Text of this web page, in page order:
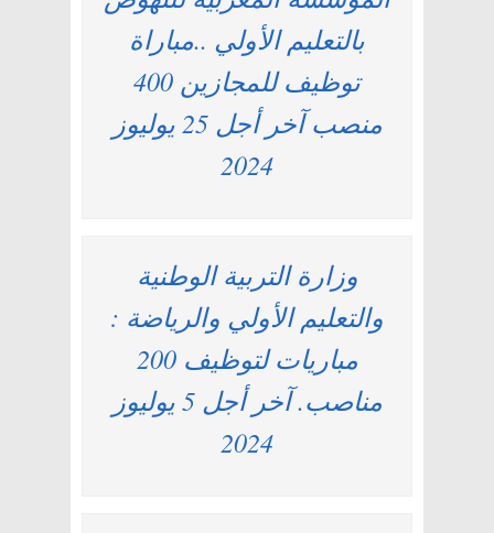
بالتعليم الأولي ..مباراة
توظيف للمجازين 400
منصب آخر أجل 25 يوليوز
2024
وزارة التربية الوطنية
والتعليم الأولي والرياضة :
مباريات لتوظيف 200
مناصب. آخر أجل 5 يوليوز
2024